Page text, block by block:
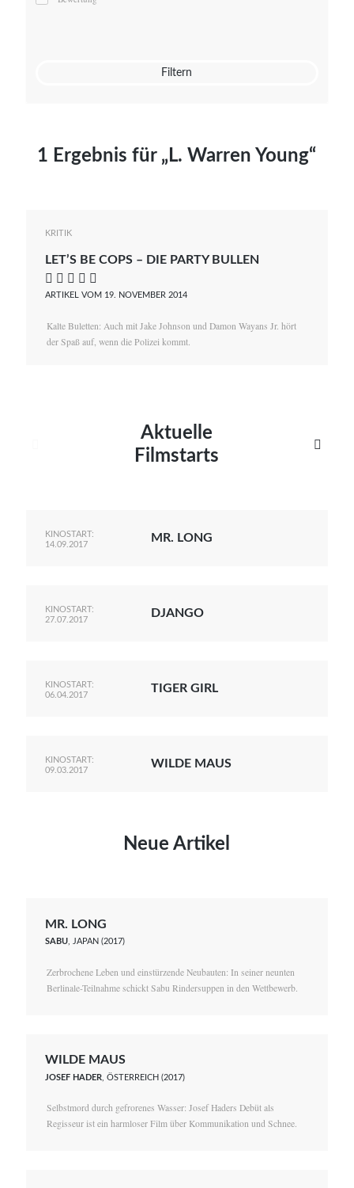
Mato von Vogelstein
Filtern
1 Ergebnis für „L. Warren Young“
KRITIK
LET’S BE COPS – DIE PARTY BULLEN
    
ARTIKEL VOM 19. NOVEMBER 2014
Kalte Buletten: Auch mit Jake Johnson und Damon Wayans Jr. hört
der Spaß auf, wenn die Polizei kommt.
Aktuelle
Filmstarts

KINOSTART:
14.09.2017
MR. LONG
KINOSTART:
27.07.2017
DJANGO
KINOSTART:
06.04.2017
TIGER GIRL
KINOSTART:
09.03.2017
WILDE MAUS
Neue Artikel
MR. LONG
SABU, JAPAN (2017)
Zerbrochene Leben und einstürzende Neubauten: In seiner neunten
Berlinale-Teilnahme schickt Sabu Rindersuppen in den Wettbewerb.
WILDE MAUS
JOSEF HADER , ÖSTERREICH (2017)
Selbstmord durch gefrorenes Wasser: Josef Haders Debüt als
Regisseur ist ein harmloser Film über Kommunikation und Schnee.